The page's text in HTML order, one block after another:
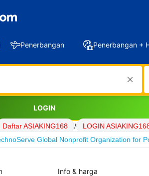
Penerbangan Penerbangan +
LOGIN
Daftar ASIAKING168 / LOGIN
Global Nonprofit Organization for
Info & harga